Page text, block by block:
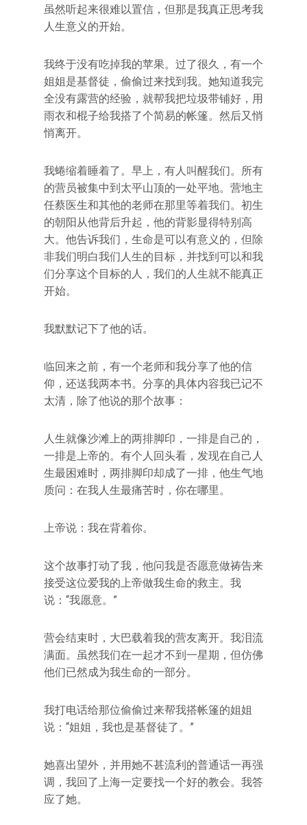
虽然听起来很难以置信，但那是我真正思考我
人生意义的开始。
我终于没有吃掉我的苹果。过了很久，有一个
姐姐是基督徒，偷偷过来找到我。她知道我完
全没有露营的经验，就帮我把垃圾带铺好，用
雨衣和棍子给我搭了个简易的帐篷。然后又悄
悄离开。
我蜷缩着睡着了。早上，有人叫醒我们。所有
的营员被集中到太平山顶的一处平地。营地主
任蔡医生和其他的老师在那里等着我们。初生
的朝阳从他背后升起，他的背影显得特别高
大。他告诉我们，生命是可以有意义的，但除
非我们明白我们人生的目标，并找到可以和我
们分享这个目标的人，我们的人生就不能真正
开始。
我默默记下了他的话。
临回来之前，有一个老师和我分享了他的信
仰，还送我两本书。分享的具体内容我已记不
太清，除了他说的那个故事：
人生就像沙滩上的两排脚印，一排是自己的，
一排是上帝的。有个人回头看，发现在自己人
生最困难时，两排脚印却成了一排，他生气地
质问：在我人生最痛苦时，你在哪里。
上帝说：我在背着你。
这个故事打动了我，他问我是否愿意做祷告来
接受这位爱我的上帝做我生命的救主。我
说：“我愿意。”
营会结束时，大巴载着我的营友离开。我泪流
满面。虽然我们在一起才不到一星期，但仿佛
他们已然成为我生命的一部分。
我打电话给那位偷偷过来帮我搭帐篷的姐姐
说：“姐姐，我也是基督徒了。”
她喜出望外，并用她不甚流利的普通话一再强
调，我回了上海一定要找一个好的教会。我答
应了她。